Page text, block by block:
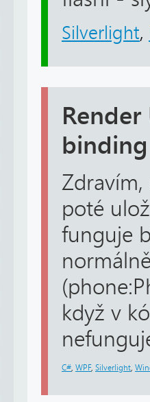
Silverlight,
binding
poté
funguje
když v
C# WPF, Silverlight